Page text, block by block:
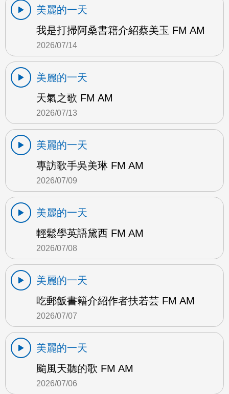
美麗的一天
我是打掃阿桑書籍介紹蔡美玉 FM AM
2026/07/14
美麗的一天
天氣之歌 FM AM
2026/07/13
美麗的一天
專訪歌手吳美琳 FM AM
2026/07/09
美麗的一天
輕鬆學英語黛西 FM AM
2026/07/08
美麗的一天
吃郵飯書籍介紹作者扶若芸 FM AM
2026/07/07
美麗的一天
颱風天聽的歌 FM AM
2026/07/06